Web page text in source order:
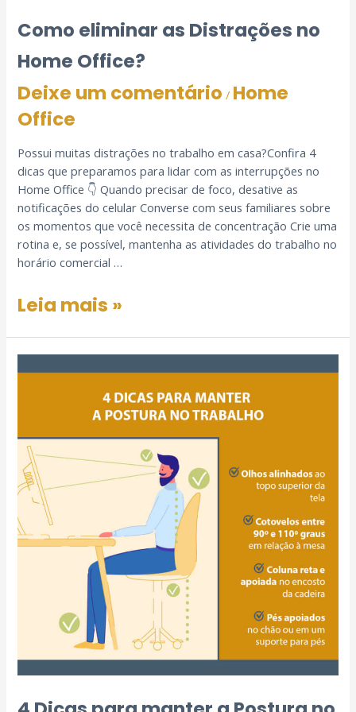
Como eliminar as Distrações no
Home Office?
Deixe um comentário / Home
Office
Possui muitas distrações no trabalho em casa?Confira 4
dicas que preparamos para lidar com as interrupções no
Home Office 👇 Quando precisar de foco, desative as
notificações do celular Converse com seus familiares sobre
os momentos que você necessita de concentração Crie uma
rotina e, se possível, mantenha as atividades do trabalho no
horário comercial …
Leia mais »